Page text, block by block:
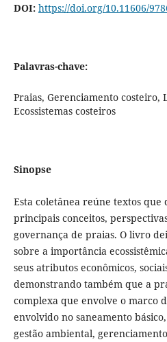
DOI: https://doi.org/10.11606/
Palavras-chave:
Praias, Gerenciamento costeiro,
Ecossistemas costeiros
Sinopse
Esta coletânea reúne textos que
principais conceitos,
governança de praias. O livro
sobre a importância
seus atributos econômicos,
demonstrando também que a
complexa que envolve o marco
envolvido no saneamento
gestão ambiental,